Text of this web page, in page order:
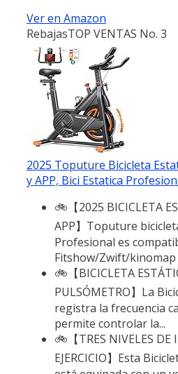
Ver en Amazon
RebajasTOP VENTAS No. 3
2025 Toputure Bicicleta
y APP, Bici Estatica
🚲【2025 BICICLETA
APP】Toputure
Profesional es
Fitshow/Zwift/kinomap
🚲【BICICLETA
PULSÓMETRO】La
registra la frecuencia
permite controlar la...
🚲【TRES NIVELES
EJERCICIO】Esta